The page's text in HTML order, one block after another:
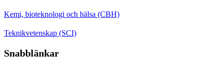
Kemi, bioteknologi och hälsa (CBH)
Teknikvetenskap (SCI)
Snabblänkar